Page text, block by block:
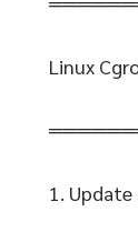
Linux
1.